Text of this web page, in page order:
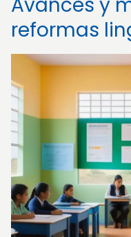
reformas